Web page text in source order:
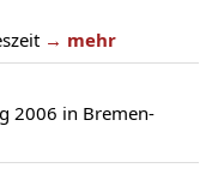
→ mehr
2006 in Bremen-